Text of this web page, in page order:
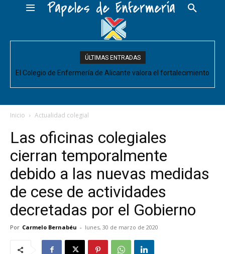
Papeles de Enfermería
ÚLTIMAS ENTRADAS
El Colegio de Enfermería de Alicante valora el fortalecimiento
acompañe de decisiones estructurales para...
Inicio Actualidad colegial
Las oficinas colegiales
cierran temporalmente
debido a las nuevas medidas
de cese de actividades
decretadas por el Gobierno
Por Carmelo Bernabéu - lunes, 30 de marzo de 2020